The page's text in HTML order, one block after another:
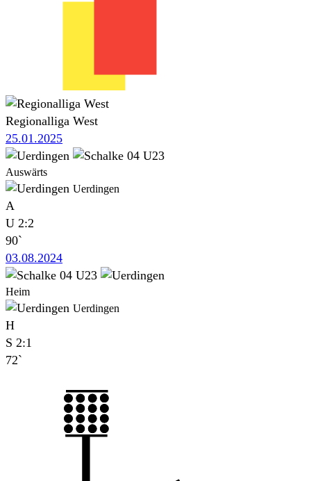
Regionalliga West
25.01.2025
Auswärts
Uerdingen
A
U 2:2
90`
03.08.2024
Heim
Uerdingen
H
S 2:1
72`